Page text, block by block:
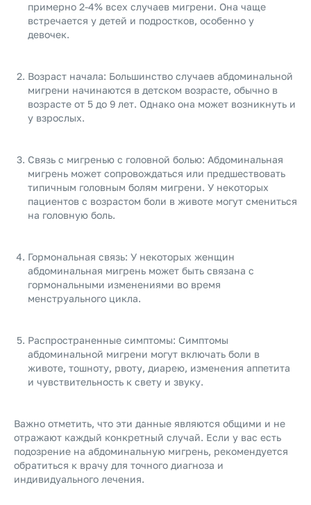
примерно 2-4% всех случаев мигрени. Она чаще
встречается у детей и подростков, особенно у
девочек.
Возраст начала: Большинство случаев абдоминальной
мигрени начинаются в детском возрасте, обычно в
возрасте от 5 до 9 лет. Однако она может возникнуть и
у взрослых.
Связь с мигренью с головной болью: Абдоминальная
мигрень может сопровождаться или предшествовать
типичным головным болям мигрени. У некоторых
пациентов с возрастом боли в животе могут смениться
на головную боль.
Гормональная связь: У некоторых женщин
абдоминальная мигрень может быть связана с
гормональными изменениями во время
менструального цикла.
Распространенные симптомы: Симптомы
абдоминальной мигрени могут включать боли в
животе, тошноту, рвоту, диарею, изменения аппетита
и чувствительность к свету и звуку.
Важно отметить, что эти данные являются общими и не
отражают каждый конкретный случай. Если у вас есть
подозрение на абдоминальную мигрень, рекомендуется
обратиться к врачу для точного диагноза и
индивидуального лечения.